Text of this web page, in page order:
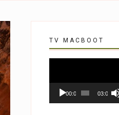
TV MACBOOT
vídeo
00:00 03:07